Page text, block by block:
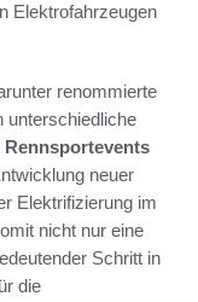
Elektrofahrzeugen
renommierte
unterschiedliche
Rennsportevents
neuer
Elektrifizierung im
nicht nur eine
Schritt in
die